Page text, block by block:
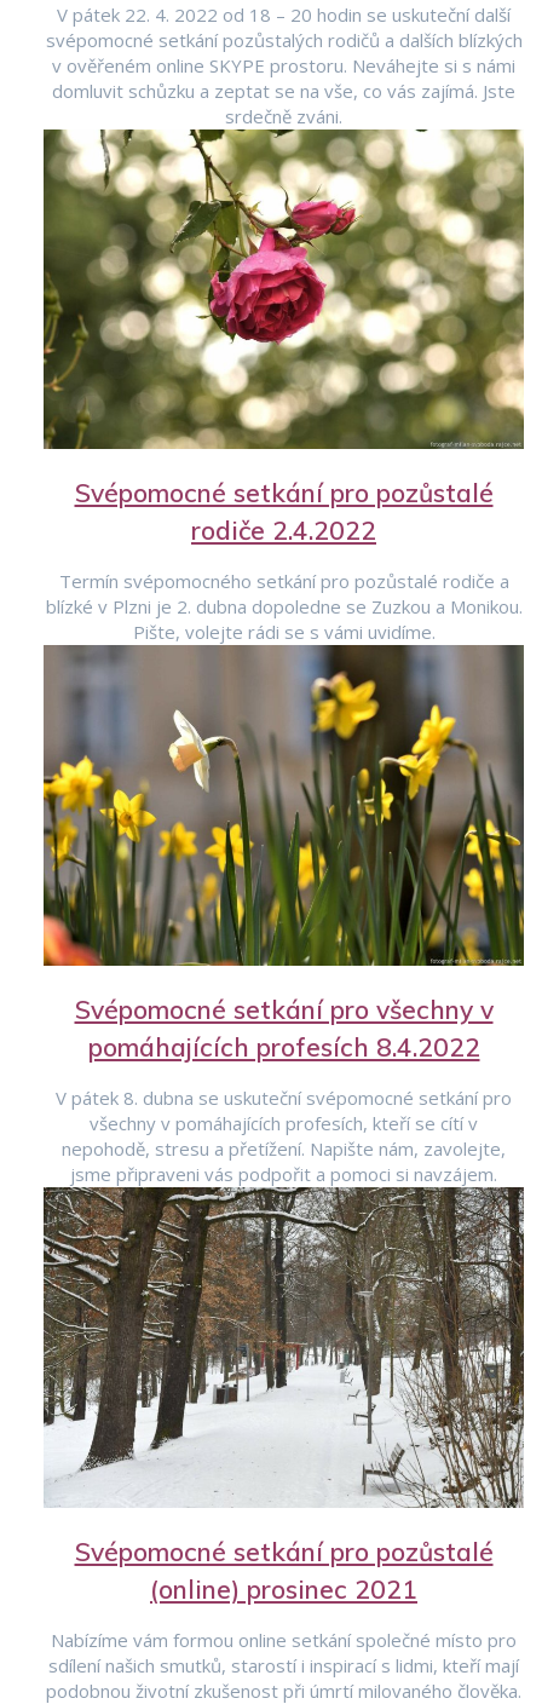
V pátek 22. 4. 2022 od 18 – 20 hodin se uskuteční další
svépomocné setkání pozůstalých rodičů a dalších blízkých
v ověřeném online SKYPE prostoru. Neváhejte si s námi
domluvit schůzku a zeptat se na vše, co vás zajímá. Jste
srdečně zváni.
Svépomocné setkání pro pozůstalé
rodiče 2.4.2022
Termín svépomocného setkání pro pozůstalé rodiče a
blízké v Plzni je 2. dubna dopoledne se Zuzkou a Monikou.
Pište, volejte rádi se s vámi uvidíme.
Svépomocné setkání pro všechny v
pomáhajících profesích 8.4.2022
V pátek 8. dubna se uskuteční svépomocné setkání pro
všechny v pomáhajících profesích, kteří se cítí v
nepohodě, stresu a přetížení. Napište nám, zavolejte,
jsme připraveni vás podpořit a pomoci si navzájem.
Svépomocné setkání pro pozůstalé
(online) prosinec 2021
Nabízíme vám formou online setkání společné místo pro
sdílení našich smutků, starostí i inspirací s lidmi, kteří mají
podobnou životní zkušenost při úmrtí milovaného člověka.